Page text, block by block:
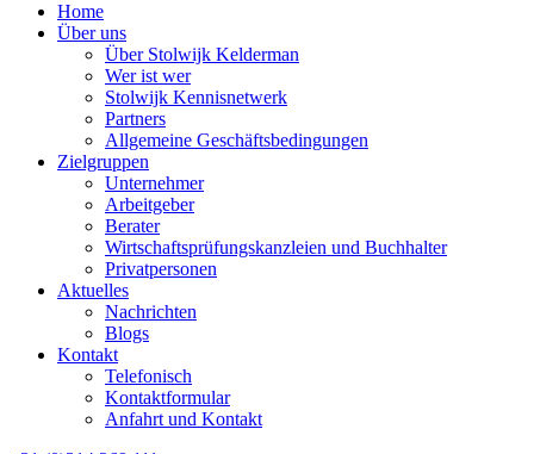
Home
Über uns
Über Stolwijk Kelderman
Wer ist wer
Stolwijk Kennisnetwerk
Partners
Allgemeine Geschäftsbedingungen
Zielgruppen
Unternehmer
Arbeitgeber
Berater
Wirtschaftsprüfungskanzleien und Buchhalter
Privatpersonen
Aktuelles
Nachrichten
Blogs
Kontakt
Telefonisch
Kontaktformular
Anfahrt und Kontakt